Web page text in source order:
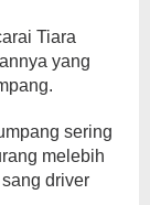
Tiara
yang
sering
melebih
driver